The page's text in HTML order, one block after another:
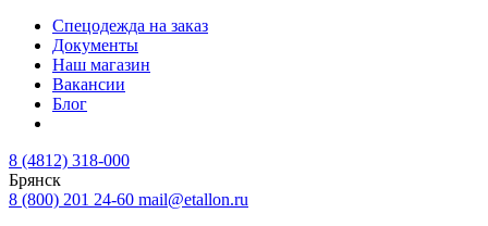
Спецодежда на заказ
Документы
Наш магазин
Вакансии
Блог
8 (4812) 318-000
Брянск
8 (800) 201 24-60 mail@etallon.ru